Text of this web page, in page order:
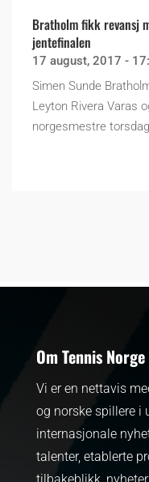
Bratholm fikk revansj
jentefinalen
17 august, 2017 -
Simen Sunde
Leyton Rivera Varas
norgesmestre
Om Tennis Norge
Vi er en nettavis
og norske spillere i
internasjonale
talenter, etablerte